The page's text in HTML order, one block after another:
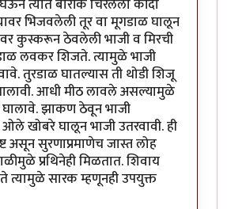
त्यात बारीक चिरलेला कांदा
भिजवलेली तूर वा मूगडाळ घालून
कुस्करून ठेवलेली भाजी व मिरची
लवकर शिजते. त्यामुळे भाजी
तुरडाळ घातल्यास ती थोडी शिजू
आधी मीठ लावले असल्यामुळे
झाकण ठेवून भाजी
ओले खोबरे घालून भाजी उतरवावी. ही
असून सुरणाप्रमाणेच जास्त लोह
प्रथिनेही मिळतात. शिवाय
त्यामुळे सारक म्हणूनही उपयुक्त